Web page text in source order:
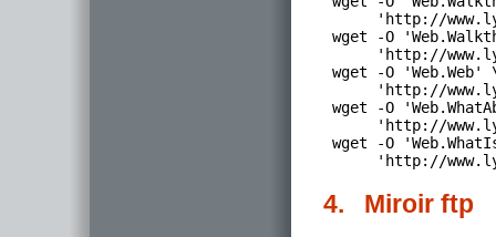
'http://
wget -O
'http://
wget -O 'Web.Web'
'http://
wget -O
'http://
wget -O
4. Miroir ftp